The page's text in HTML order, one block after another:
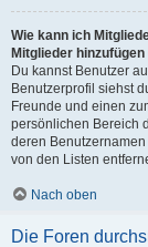
Wie kann ich
Mitglieder
Du kannst Benutzer
Benutzerprofil siehst
Freunde und einen
persönlichen Bereich
deren
von den Listen
Nach oben
Die Foren